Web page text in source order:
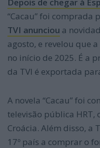
“Cacau” foi comprada
TVI anunciou a
agosto, e revelou que
no início de 2025. É a
da TVI é exportada
A novela “Cacau” foi
televisão pública HRT,
Croácia. Além disso, a
17º país a comprar o